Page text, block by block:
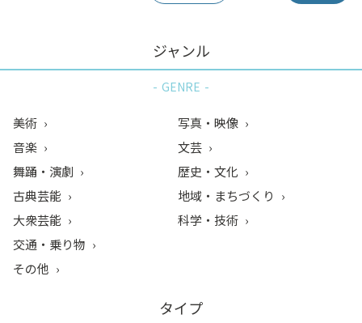
ジャンル
GENRE
美術
音楽
舞踊・演劇
古典芸能
大衆芸能
写真・映像
文芸
歴史・文化
地域・まちづくり
科学・技術
交通・乗り物
その他
タイプ